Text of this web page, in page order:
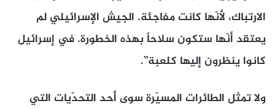
الارتباك، لأنّها كانت مفاجئة. الجيش الإسرائيلي لم
يعتقد أنّها ستكون سلاحاً بهذه الخطورة. في إسرائيل
كانوا ينظرون إليها كلعبة”.
ولا تمثل الطائرات المسيّرة سوى أحد التحدّيات التي